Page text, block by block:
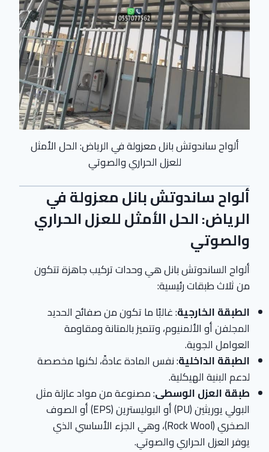
ألواح ساندوتش بانل معزولة في الرياض: الحل الأمثل
للعزل الحراري والصوتي
ألواح ساندوتش بانل معزولة في
الرياض: الحل الأمثل للعزل الحراري
والصوتي
ألواح الساندوتش بانل هي وحدات تركيب جاهزة تتكون
من ثلاث طبقات رئيسية:
الطبقة الخارجية: غالبًا ما تكون من صفائح الحديد
المجلفن أو الألمنيوم، وتتميز بالمتانة ومقاومة
العوامل الجوية.
الطبقة الداخلية: نفس المادة عادةً، لكنها مخصصة
لدعم البنية الهيكلية.
طبقة العزل الوسطى: مصنوعة من مواد عازلة مثل
البولي يوريثين (PU) أو البوليسترين (EPS) أو الصوف
الصخري (Rock Wool)، وهي الجزء الأساسي الذي
يوفر العزل الحراري والصوتي.